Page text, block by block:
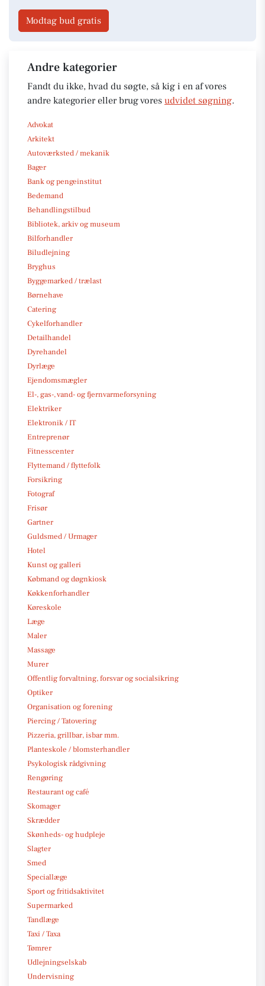
Modtag bud gratis
Andre kategorier
Fandt du ikke, hvad du søgte, så kig i en af vores
andre kategorier eller brug vores udvidet søgning.
Advokat
Arkitekt
Autoværksted / mekanik
Bager
Bank og pengeinstitut
Bedemand
Behandlingstilbud
Bibliotek, arkiv og museum
Bilforhandler
Biludlejning
Bryghus
Byggemarked / trælast
Børnehave
Catering
Cykelforhandler
Detailhandel
Dyrehandel
Dyrlæge
Ejendomsmægler
El-, gas-, vand- og fjernvarmeforsyning
Elektriker
Elektronik / IT
Entreprenør
Fitnesscenter
Flyttemand / flyttefolk
Forsikring
Fotograf
Frisør
Gartner
Guldsmed / Urmager
Hotel
Kunst og galleri
Købmand og døgnkiosk
Køkkenforhandler
Køreskole
Læge
Maler
Massage
Murer
Offentlig forvaltning, forsvar og socialsikring
Optiker
Organisation og forening
Piercing / Tatovering
Pizzeria, grillbar, isbar mm.
Planteskole / blomsterhandler
Psykologisk rådgivning
Rengøring
Restaurant og café
Skomager
Skrædder
Skønheds- og hudpleje
Slagter
Smed
Speciallæge
Sport og fritidsaktivitet
Supermarked
Tandlæge
Taxi / Taxa
Tømrer
Udlejningselskab
Undervisning